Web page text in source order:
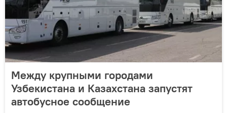
Между крупными городами
Узбекистана и Казахстана запустят
автобусное сообщение